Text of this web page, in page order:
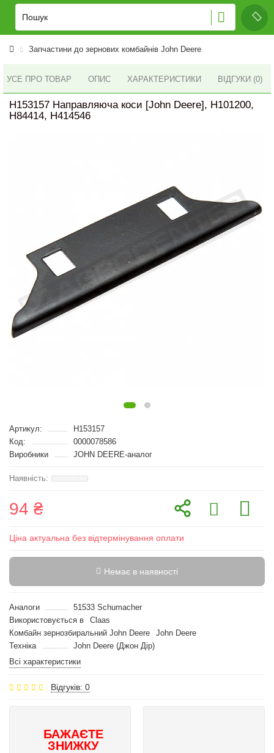
Запчастини до зернових комбайнів John Deere
УСЕ ПРО ТОВАР ОПИС ХАРАКТЕРИСТИКИ ВІДГУКИ (0)
H153157 Направляюча коси [John Deere], H101200,
H84414, H414546
Артикул:
H153157
Код:
0000078586
Виробники
JOHN DEERE-аналог
94 ₴
Ціна актуальна без відтермінування оплати
Немає в наявності
Аналоги
51533 Schumacher
Використовується в
Claas
Комбайн зернозбиральний John Deere
John Deere
Техніка
John Deere (Джон Дір)
Всі характеристики
Відгуків: 0
БАЖАЄТЕ
ЗНИЖКУ